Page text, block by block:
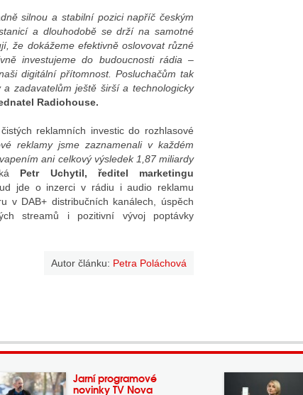
silnou a stabilní pozici napříč českým
a dlouhodobě se drží na samotné
že dokážeme efektivně oslovovat různé
investujeme do budoucnosti rádia –
digitální přítomnost. Posluchačům tak
zadavatelům ještě širší a technologicky
Radiohouse.
reklamních investic do rozhlasové
reklamy jsme zaznamenali v každém
ani celkový výsledek 1,87 miliardy
Petr Uchytil, ředitel marketingu
jde o inzerci v rádiu i audio reklamu
v DAB+ distribučních kanálech, úspěch
streamů i pozitivní vývoj poptávky
Autor článku: Petra Poláchová
Jarní programové
novinky TV Nova